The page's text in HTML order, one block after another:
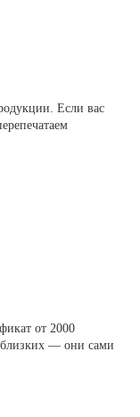
Если вас
от 2000
близких — они сами